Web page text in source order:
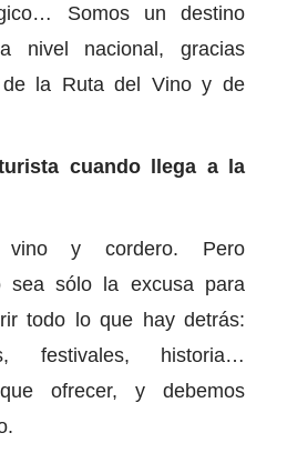
Somos un destino
nivel nacional, gracias
la Ruta del Vino y de
cuando llega a la
vino y cordero. Pero
sea sólo la excusa para
todo lo que hay detrás:
festivales, historia…
ofrecer, y debemos